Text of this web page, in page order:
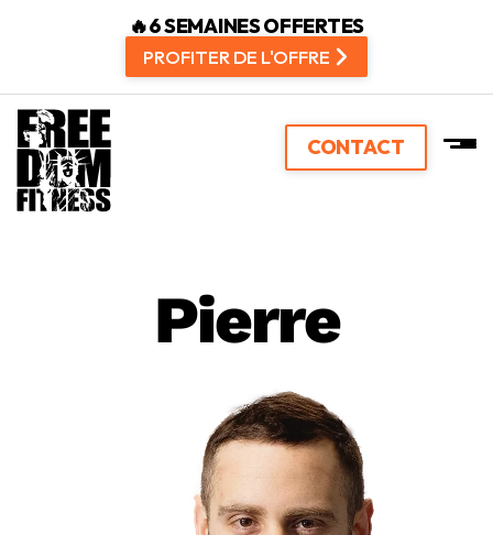
🔥6 SEMAINES OFFERTES
PROFITER DE L'OFFRE
CONTACT
Pierre